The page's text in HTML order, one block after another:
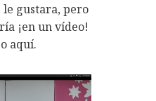
le gustara, pero
¡en un vídeo!
aquí.